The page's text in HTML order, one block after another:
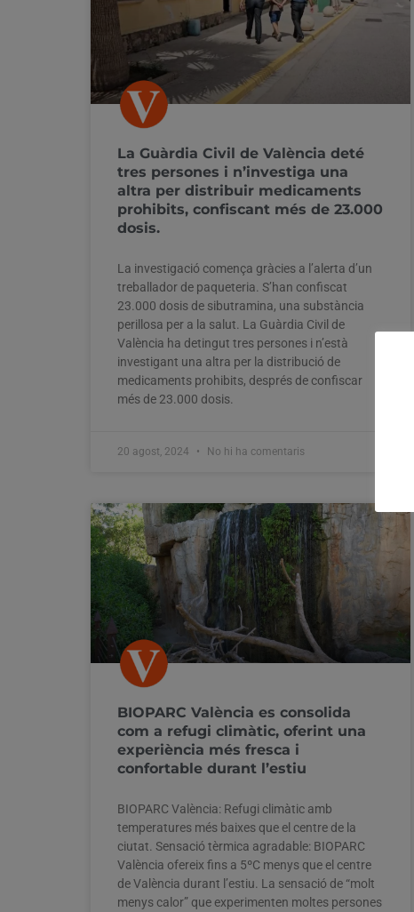
La Guàrdia Civil de València deté
tres persones i n’investiga una
altra per distribuir medicaments
prohibits, confiscant més de 23.000
dosis.
La investigació comença gràcies a l’alerta d’un
treballador de paqueteria. S’han confiscat
23.000 dosis de sibutramina, una substància
perillosa per a la salut. La Guàrdia Civil de
València ha detingut tres persones i n’està
investigant una altra per la distribució de
medicaments prohibits, després de confiscar
més de 23.000 dosis.
20 agost, 2024 No hi ha comentaris
BIOPARC València es consolida
com a refugi climàtic, oferint una
experiència més fresca i
confortable durant l’estiu
BIOPARC València: Refugi climàtic amb
temperatures més baixes que el centre de la
ciutat. Sensació tèrmica agradable: BIOPARC
València ofereix fins a 5ºC menys que el centre
de València durant l’estiu. La sensació de “molt
menys calor” que experimenten moltes persones